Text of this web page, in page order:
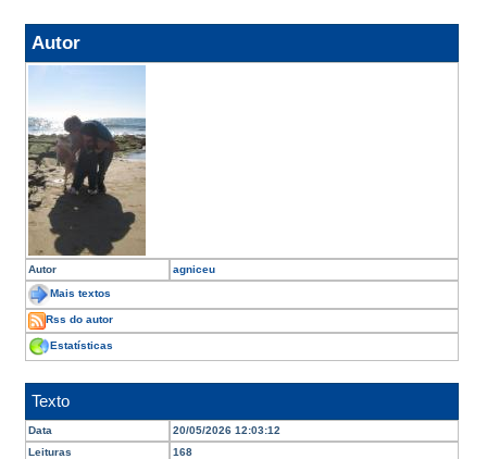
Autor
Autor agniceu
Mais textos
Rss do autor
Estatísticas
Texto
Data
20/05/2026 12:03:12
Leituras
168